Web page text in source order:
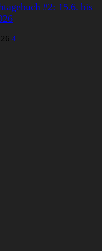
#2: 15.6. bis
4